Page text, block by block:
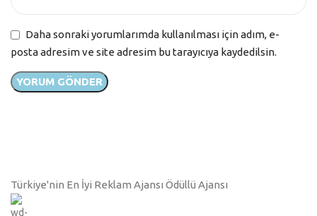
Daha sonraki yorumlarımda kullanılması için adım, e-
posta adresim ve site adresim bu tarayıcıya kaydedilsin.
Türkiye'nin En İyi Reklam Ajansı Ödüllü Ajansı